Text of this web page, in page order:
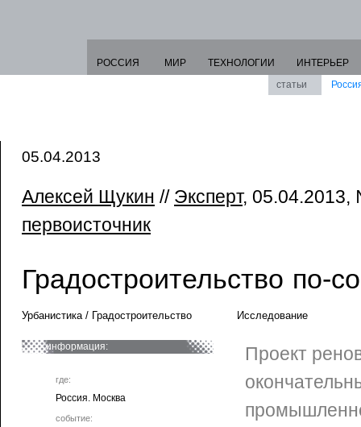
РОССИЯ МИР ТЕХНОЛОГИИ
ИНТЕРЬЕР
статьи
05.04.2013
Алексей Щукин // Эксперт,
первоисточник
Градостроительство по-
Урбанистика / Градостроительство Исследование
информация:
где:
Россия. Москва
событие:
Проект